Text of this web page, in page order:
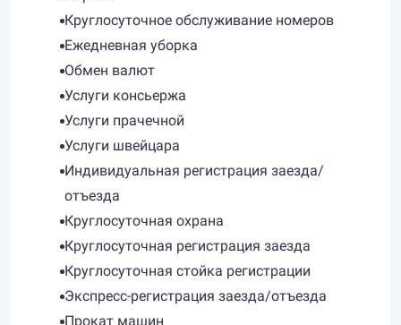
Круглосуточное обслуживание номеров
Ежедневная уборка
Обмен валют
Услуги консьержа
Услуги прачечной
Услуги швейцара
Индивидуальная регистрация заезда/
отъезда
Круглосуточная охрана
Круглосуточная регистрация заезда
Круглосуточная стойка регистрации
Экспресс-регистрация заезда/отъезда
Прокат машин